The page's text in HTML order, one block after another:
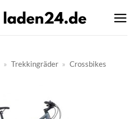
» Trekkingräder » Crossbikes